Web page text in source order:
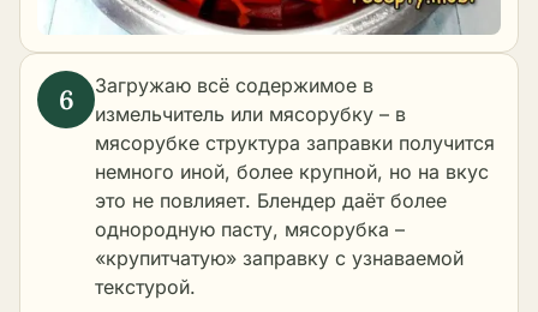
Загружаю всё содержимое в
измельчитель или мясорубку – в
мясорубке структура заправки получится
немного иной, более крупной, но на вкус
это не повлияет. Блендер даёт более
однородную пасту, мясорубка –
«крупитчатую» заправку с узнаваемой
текстурой.